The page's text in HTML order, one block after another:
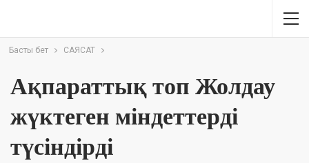
Басты бет САЯСАТ
Ақпараттық топ Жолдау
жүктеген міндеттерді
түсіндірді